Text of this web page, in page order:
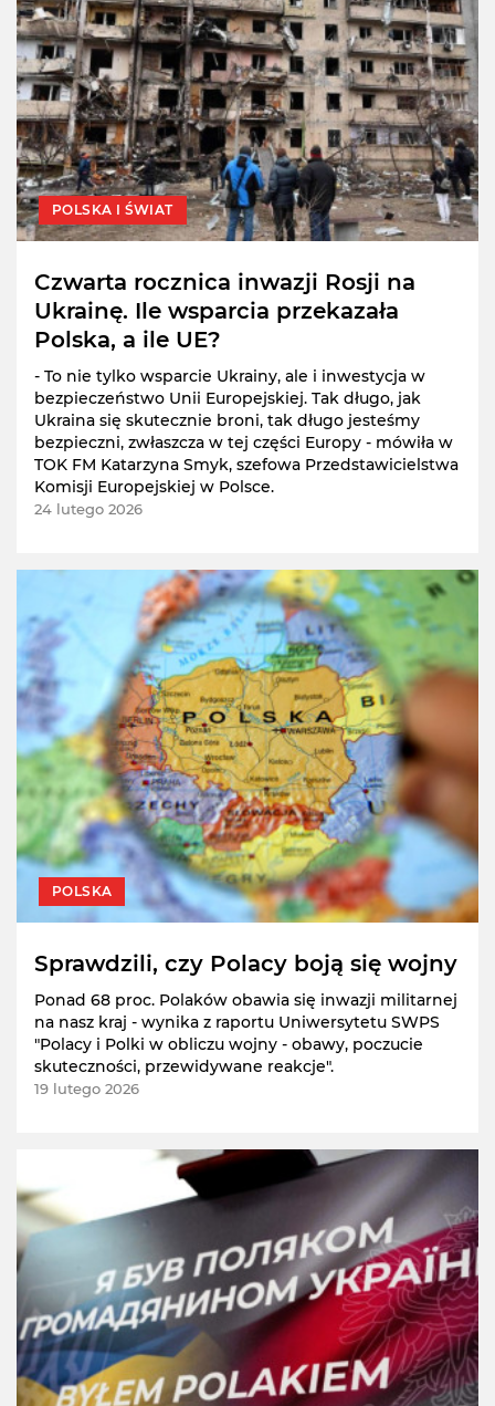
POLSKA I ŚWIAT
Czwarta rocznica inwazji Rosji na
Ukrainę. Ile wsparcia przekazała
Polska, a ile UE?
- To nie tylko wsparcie Ukrainy, ale i inwestycja w
bezpieczeństwo Unii Europejskiej. Tak długo, jak
Ukraina się skutecznie broni, tak długo jesteśmy
bezpieczni, zwłaszcza w tej części Europy - mówiła w
TOK FM Katarzyna Smyk, szefowa Przedstawicielstwa
Komisji Europejskiej w Polsce.
24 lutego 2026
POLSKA
Sprawdzili, czy Polacy boją się wojny
Ponad 68 proc. Polaków obawia się inwazji militarnej
na nasz kraj - wynika z raportu Uniwersytetu SWPS
"Polacy i Polki w obliczu wojny - obawy, poczucie
skuteczności, przewidywane reakcje".
19 lutego 2026